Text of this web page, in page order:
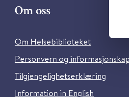
Om oss
Om Helsebiblioteket
Personvern og
Tilgjengelighetserklæring
Information in English